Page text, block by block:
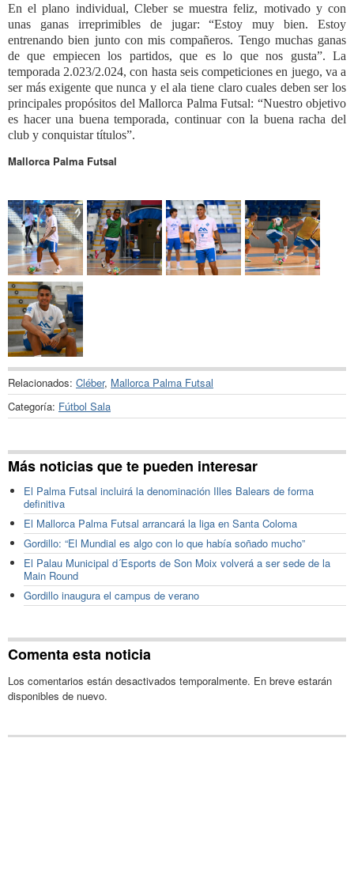
En el plano individual, Cleber se muestra feliz, motivado y con
unas ganas irreprimibles de jugar: “Estoy muy bien. Estoy
entrenando bien junto con mis compañeros. Tengo muchas ganas
de que empiecen los partidos, que es lo que nos gusta”. La
temporada 2.023/2.024, con hasta seis competiciones en juego, va a
ser más exigente que nunca y el ala tiene claro cuales deben ser los
principales propósitos del Mallorca Palma Futsal: “Nuestro objetivo
es hacer una buena temporada, continuar con la buena racha del
club y conquistar títulos”.
Mallorca Palma Futsal
Relacionados: Cléber, Mallorca Palma Futsal
Categoría: Fútbol Sala
Más noticias que te pueden interesar
El Palma Futsal incluirá la denominación Illes Balears de forma
definitiva
El Mallorca Palma Futsal arrancará la liga en Santa Coloma
Gordillo: “El Mundial es algo con lo que había soñado mucho”
El Palau Municipal d´Esports de Son Moix volverá a ser sede de la
Main Round
Gordillo inaugura el campus de verano
Comenta esta noticia
Los comentarios están desactivados temporalmente. En breve estarán
disponibles de nuevo.